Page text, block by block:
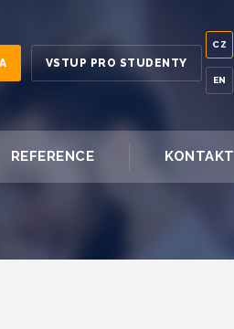
VSTUP PRO STUDENTY
CZ
EN
REFERENCE KONTAKT